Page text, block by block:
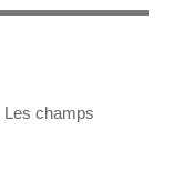
Les champs